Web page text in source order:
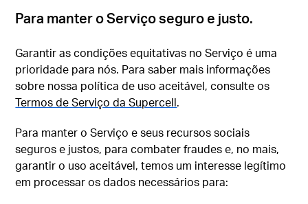
Para manter o Serviço seguro e justo.
Garantir as condições equitativas no Serviço é uma
prioridade para nós. Para saber mais informações
sobre nossa política de uso aceitável, consulte os
Termos de Serviço da Supercell.
Para manter o Serviço e seus recursos sociais
seguros e justos, para combater fraudes e, no mais,
garantir o uso aceitável, temos um interesse legítimo
em processar os dados necessários para: